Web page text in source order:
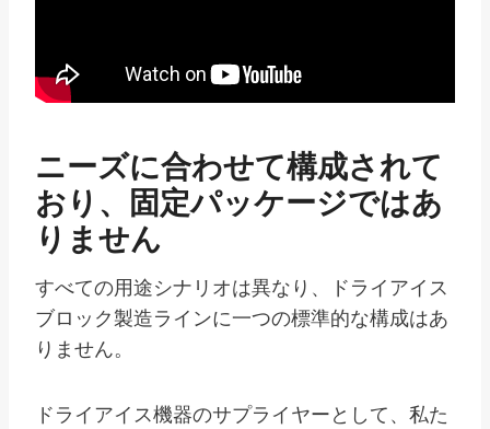
ニーズに合わせて構成されて
おり、固定パッケージではあ
りません
すべての用途シナリオは異なり、ドライアイス
ブロック製造ラインに一つの標準的な構成はあ
りません。
ドライアイス機器のサプライヤーとして、私た